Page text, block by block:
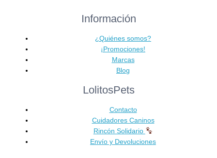
tiene
variantes.
Las
opciones
se
elegir
la
página
de
producto
Información
¿Quiénes somos?
¡Promociones!
Marcas
Blog
LolitosPets
Contacto
Cuidadores Caninos
Rincón Solidario
Envío y Devoluciones